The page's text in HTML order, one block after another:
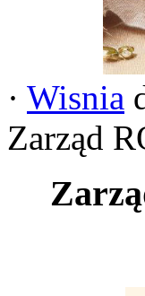
· Wisnia
Zarząd